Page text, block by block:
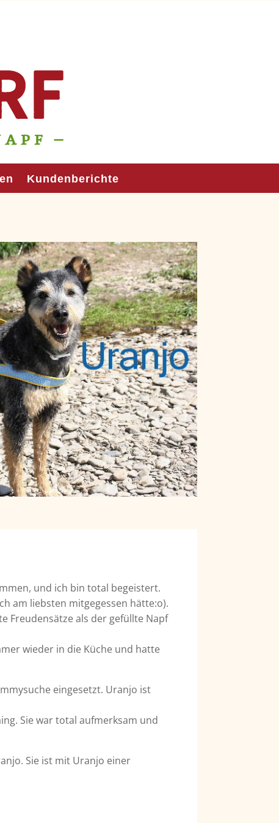
Kundenberichte
und ich bin total begeistert.
am liebsten mitgegessen hätte:o).
Freudensätze als der gefüllte Napf
wieder in die Küche und hatte
eingesetzt. Uranjo ist
Sie war total aufmerksam und
Sie ist mit Uranjo einer